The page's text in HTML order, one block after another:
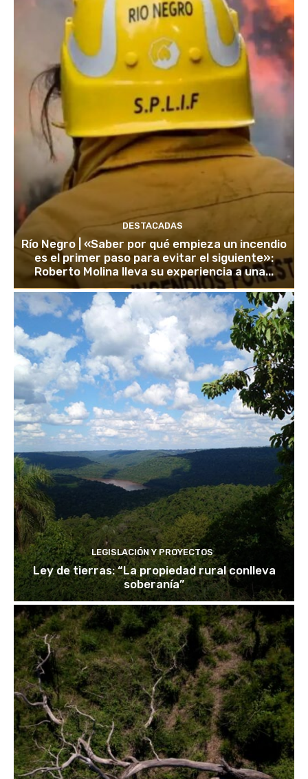
DESTACADAS
Río Negro | «Saber por qué empieza un incendio
es el primer paso para evitar el siguiente»:
Roberto Molina lleva su experiencia a una...
LEGISLACIÓN Y PROYECTOS
Ley de tierras: “La propiedad rural conlleva
soberanía”